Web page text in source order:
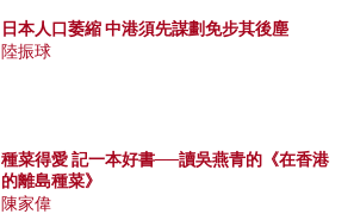
日本人口萎縮 中港須先謀劃免步其後塵
陸振球
種菜得愛 記一本好書──讀吳燕青的《在香港
的離島種菜》
陳家偉